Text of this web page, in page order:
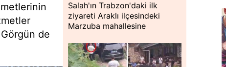
de
Salah'ın Trabzon'daki ilk
ziyareti Araklı ilçesindeki
Marzuba mahallesine